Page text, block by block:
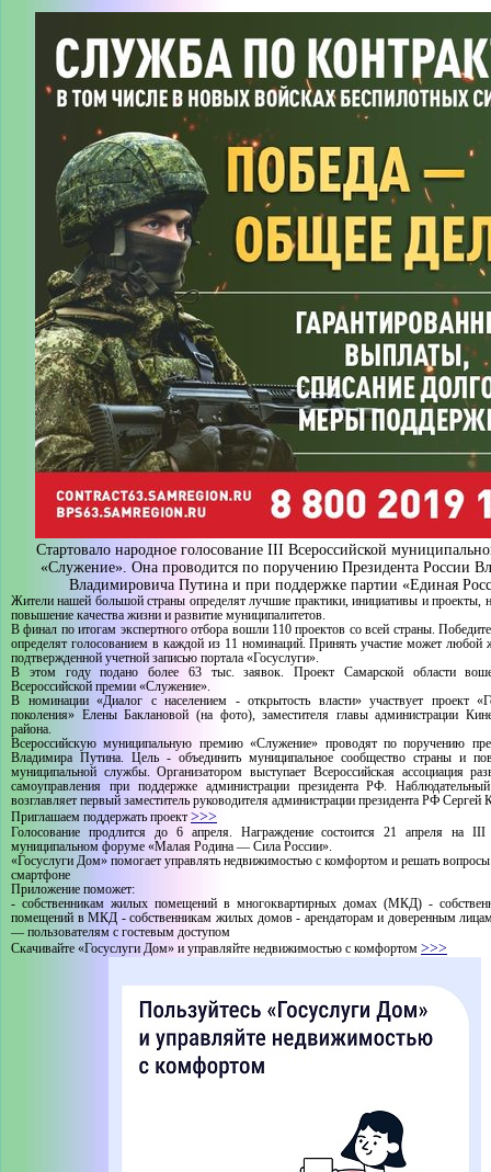
Стартовало народное голосование III Всероссийской
«Служение». Она проводится по поручению Президента России
Владимировича Путина и при поддержке партии «Единая
Жители нашей большой страны определят лучшие практики, инициативы и проекты,
повышение качества жизни и развитие муниципалитетов.
В финал по итогам экспертного отбора вошли 110 проектов со всей страны.
определят голосованием в каждой из 11 номинаций. Принять участие может любой
подтвержденной учетной записью портала «Госуслуги».
В этом году подано более 63 тыс. заявок. Проект Самарской области
Всероссийской премии «Служение».
В номинации «Диалог с населением - открытость власти» участвует проект
поколения» Елены Баклановой (на фото), заместителя главы администрации
района.
Всероссийскую муниципальную премию «Служение» проводят по поручению
Владимира Путина. Цель - объединить муниципальное сообщество страны и
муниципальной службы. Организатором выступает Всероссийская ассоциация
самоуправления при поддержке администрации президента РФ.
возглавляет первый заместитель руководителя администрации президента РФ Сергей
Приглашаем поддержать проект >>>
Голосование продлится до 6 апреля. Награждение состоится 21 апреля на III
муниципальном форуме «Малая Родина — Сила России».
«Госуслуги Дом» помогает управлять недвижимостью с комфортом и решать
смартфоне
Приложение поможет:
- собственникам жилых помещений в многоквартирных домах (МКД) -
помещений в МКД - собственникам жилых домов - арендаторам и доверенным лицам
— пользователям с гостевым доступом
Скачивайте «Госуслуги Дом» и управляйте недвижимостью с комфортом >>>